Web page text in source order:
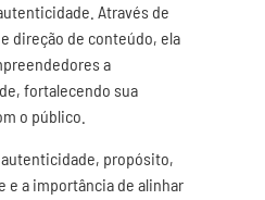
Através de
direção de conteúdo, ela
a
fortalecendo sua
o público.
propósito,
e a importância de alinhar